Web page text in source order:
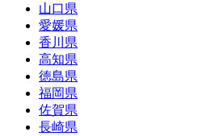
山口県
愛媛県
香川県
高知県
徳島県
福岡県
佐賀県
長崎県